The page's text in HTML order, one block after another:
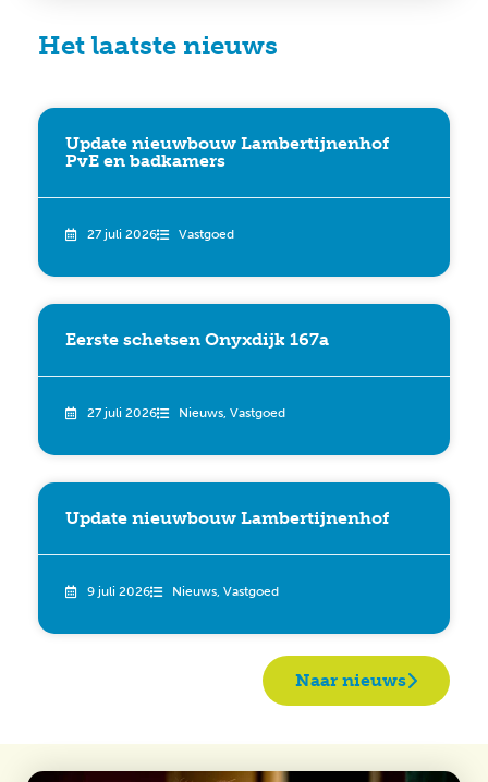
Het laatste nieuws
Update nieuwbouw Lambertijnenhof
PvE en badkamers
27 juli 2026 Vastgoed
Eerste schetsen Onyxdijk 167a
27 juli 2026 Nieuws, Vastgoed
Update nieuwbouw Lambertijnenhof
9 juli 2026 Nieuws, Vastgoed
Naar nieuws